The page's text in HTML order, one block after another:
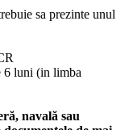
sa prezinte unul
6 luni (in limba
navală sau